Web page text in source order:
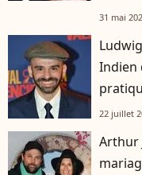
31 mai
Indien
22 juillet
Arthur